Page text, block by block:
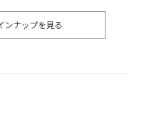
ンナップを見る